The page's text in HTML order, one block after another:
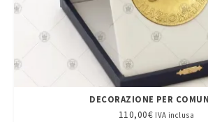
DECORAZIONE PER
110,00€ IVA inclusa